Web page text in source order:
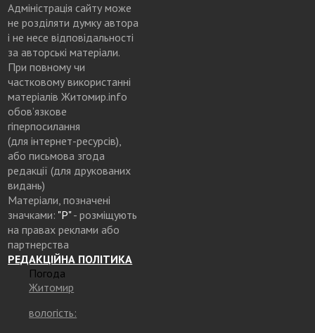
Адміністрація сайту може
не розділяти думку автора
і не несе відповідальності
за авторські матеріали.
При повному чи
частковому використанні
матеріалів Житомир.info
обов’язкове
гіперпосилання
(для інтернет-ресурсів),
або письмова згода
редакції (для друкованих
видань)
Матеріали, позначені
значками: "Р"- розміщують
на правах реклами або
партнерства
РЕДАКЦІЙНА ПОЛІТИКА
Погода
Житомир
вологість: